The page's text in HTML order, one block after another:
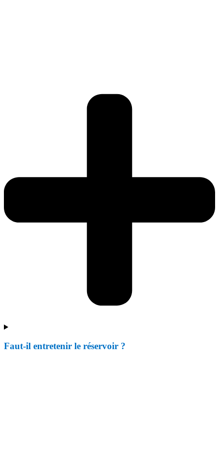
Faut-il entretenir le réservoir ?